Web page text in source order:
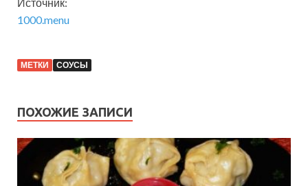
1000.menu
МЕТКИ СОУСЫ
ПОХОЖИЕ ЗАПИСИ